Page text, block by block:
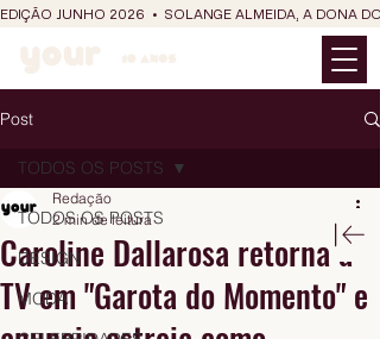
EDIÇÃO JUNHO 2026  •  SOLANGE ALMEIDA, A DONA
Post
TODOS OS POSTS
DESIGN
MODA
TODOS OS POSTS
Caroline Dallarosa retorna à
TV em "Garota do Momento" e
Redação
2 min de leitura